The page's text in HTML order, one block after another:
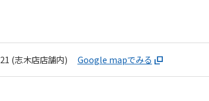
(志木店店舗内) Google mapでみる